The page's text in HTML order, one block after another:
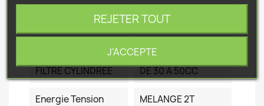
35.8
FILTRE CYLINDREE DE 30 A 50CC
Energie Tension MELANGE 2T
REJETER TOUT
J'ACCEPTE